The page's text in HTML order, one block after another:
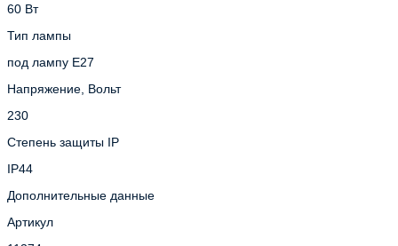
60 Вт
Тип лампы
под лампу Е27
Напряжение, Вольт
230
Степень защиты IP
IP44
Дополнительные данные
Артикул